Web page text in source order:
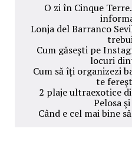
O zi în Cinque
Lonja del Barranco
Cum găseşti pe
locuri
Cum să îţi organizezi
te
2 plaje ultraexotice
Pelosa
Când e cel mai bine